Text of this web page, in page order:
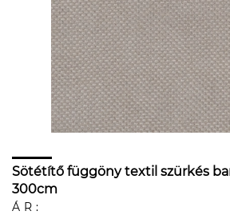
Sötétítő függöny textil szürkés
300cm
ÁR: